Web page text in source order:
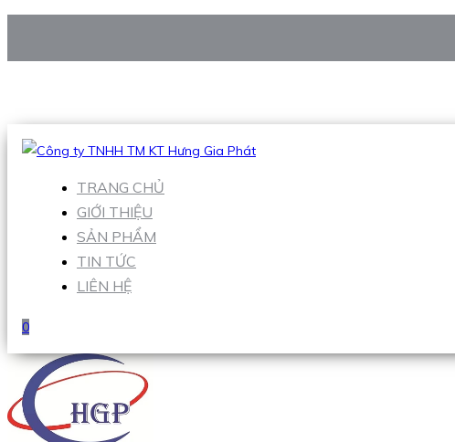
Hotline:0938 906 663
TRANG CHỦ
GIỚI THIỆU
SẢN PHẨM
TIN TỨC
LIÊN HỆ
0